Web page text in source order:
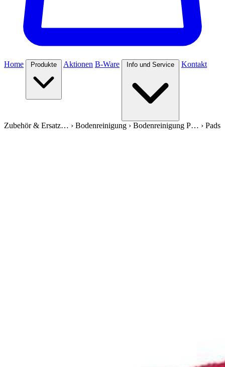
Home Produkte Aktionen B-Ware Info und Service Kontakt
Zubehör & Ersatz… › Bodenreinigung › Bodenreinigung P… › Pads